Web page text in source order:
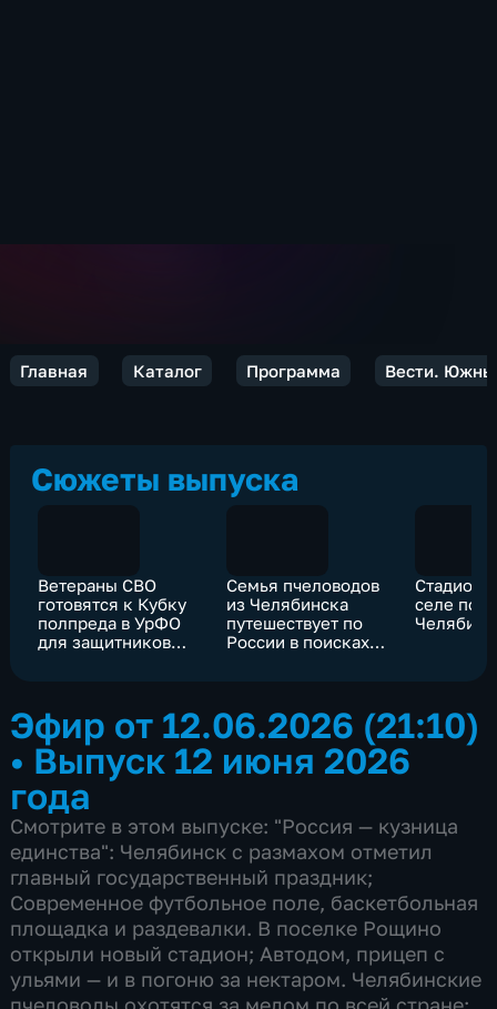
Главная Каталог Программа Вести.
Сюжеты выпуска
Ветераны СВО
готовятся к Кубку
полпреда в УрФО
для защитников
Семья пчеловодов
из Челябинска
путешествует по
России в поисках
Стадион
селе под
Эфир от 12.06.2026 (21:10)
• Выпуск 12 июня 2026
года
Смотрите в этом выпуске: "Россия — кузница
единства": Челябинск с размахом отметил
главный государственный праздник;
Современное футбольное поле, баскетбольная
площадка и раздевалки. В поселке Рощино
открыли новый стадион; Автодом, прицеп с
ульями — и в погоню за нектаром. Челябинские